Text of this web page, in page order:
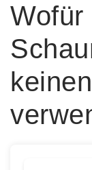
Wofür